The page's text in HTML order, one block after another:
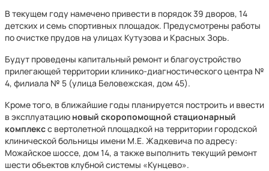
В текущем году намечено привести в порядок 39 дворов, 14
детских и семь спортивных площадок. Предусмотрены работы
по очистке прудов на улицах Кутузова и Красных Зорь.
Будут проведены капитальный ремонт и благоустройство
прилегающей территории клинико-диагностического центра №
4, филиала № 5 (улица Беловежская, дом 45).
Кроме того, в ближайшие годы планируется построить и ввести
в эксплуатацию новый скоропомощной стационарный
комплексс вертолетной площадкой на территории городской
клинической больницы имени М.Е. Жадкевича по адресу:
Можайское шоссе, дом 14, а также выполнить текущий ремонт
шести объектов клубной системы «Кунцево».